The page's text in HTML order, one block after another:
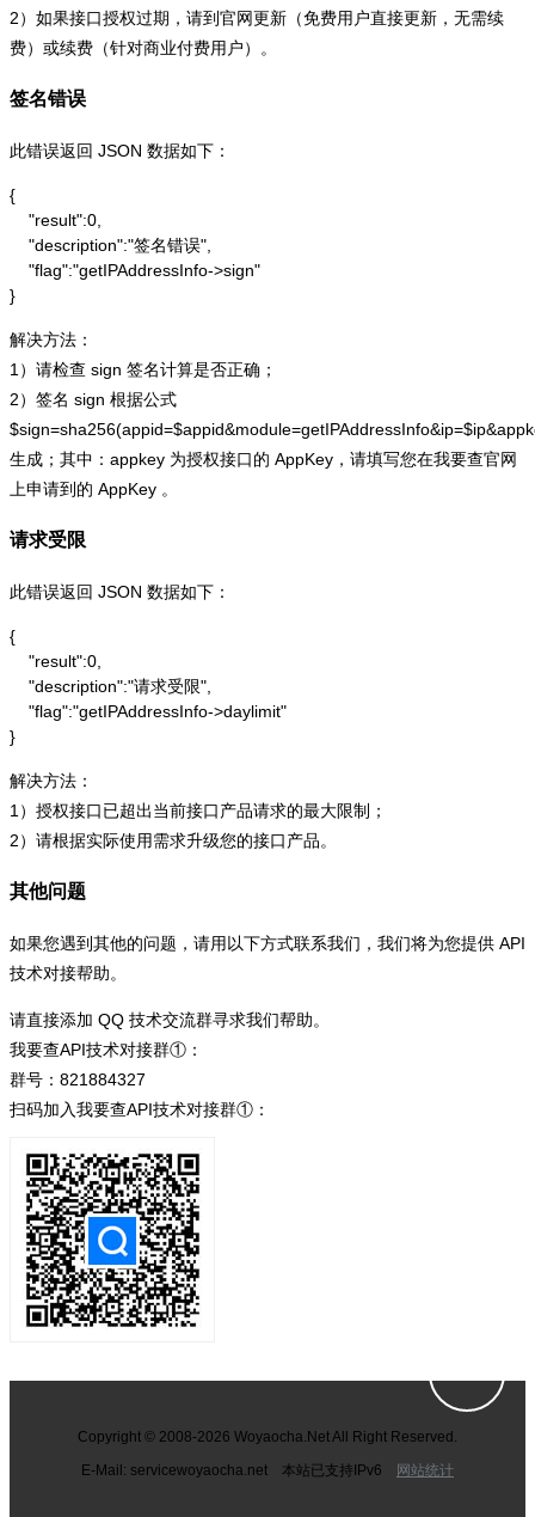
2）如果接口授权过期，请到官网更新（免费用户直接更新，无需续
费）或续费（针对商业付费用户）。
签名错误
此错误返回 JSON 数据如下：
{
    "result":0,
    "description":"签名错误",
    "flag":"getIPAddressInfo->sign"
}
解决方法：
1）请检查 sign 签名计算是否正确；
2）签名 sign 根据公式
生成；其中：appkey 为授权接口的 AppKey，请填写您在我要查官网
上申请到的 AppKey 。
请求受限
此错误返回 JSON 数据如下：
{
    "result":0,
    "description":"请求受限",
    "flag":"getIPAddressInfo->daylimit"
}
解决方法：
1）授权接口已超出当前接口产品请求的最大限制；
2）请根据实际使用需求升级您的接口产品。
其他问题
如果您遇到其他的问题，请用以下方式联系我们，我们将为您提供 API
技术对接帮助。
请直接添加 QQ 技术交流群寻求我们帮助。
我要查API技术对接群①：
群号：821884327
扫码加入我要查API技术对接群①：
Copyright © 2008-2026 Woyaocha.Net All Right Reserved.
E-Mail: servicewoyaocha.net 本站已支持IPv6 网站统计